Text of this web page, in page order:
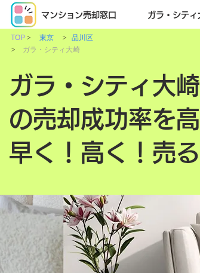
マンション売却窓口 ガラ・シティ
TOP > 東京 > 品川区
> ガラ・シティ大崎
ガラ・シティ大崎
の売却成功率を
早く！高く！売